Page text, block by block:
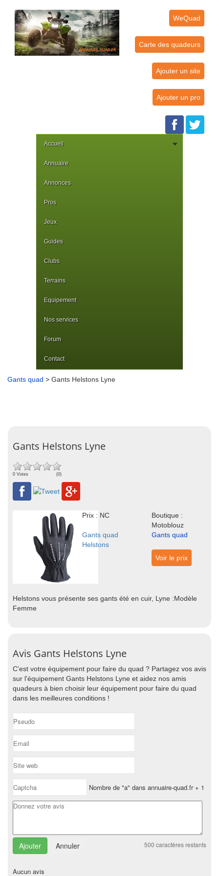
WeQuad
Carte des quadeurs
Ajouter un site
Ajouter un pro
Accueil
Annuaire
Annonces
Pros
Jeux
Guides
Clubs
Terrains
Equipement
Nos services
Forum
Contact
Gants quad > Gants Helstons Lyne
Gants Helstons Lyne
0 Votes (0)
Prix : NC
Boutique :
Motoblouz
Gants quad
Helstons
Gants quad
Voir le prix
Helstons vous présente ses gants été en cuir, Lyne :Modèle
Femme
Avis Gants Helstons Lyne
C'est votre équipement pour faire du quad ? Partagez vos avis
sur l'équipement Gants Helstons Lyne et aidez nos amis
quadeurs à bien choisir leur équipement pour faire du quad
dans les meilleures conditions !
Nombre de "a" dans annuaire-quad.fr + 1
Annuler 500 caractères restants
Aucun avis